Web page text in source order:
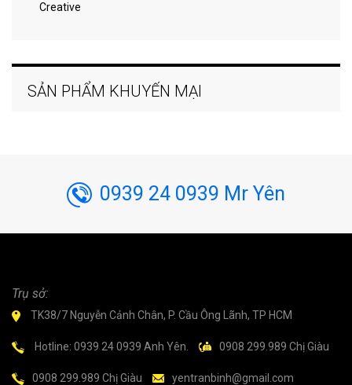
Creative
SẢN PHẨM KHUYẾN MẠI
0939 24 0939 Mr Yên
Trụ sở:
TK38/7 Nguyễn Cảnh Chân, P. Cầu Ông Lãnh, TP HCM
Hotline: 0939 24 0939 Anh Yên. 0908 299.989 Chị Giàu
0908 299.989 Chị Giàu yentranbinh@gmail.com